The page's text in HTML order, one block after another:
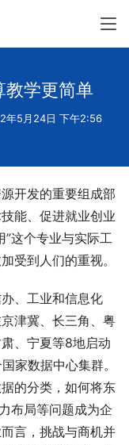
教学更简单
年5月24日 下午2:56
开发的重要组成部
能、促进就业创业
”这个专业与实际工
受到人们的重视。
、工业和信息化
津冀、长三角、粤
、宁夏等8地启动
家数据中心集群。
的分类，如何将东
布局等问题成为企
言，挑战与商机并